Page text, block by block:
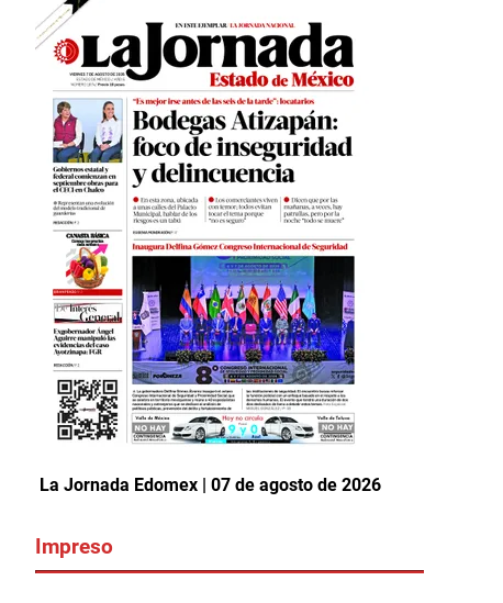
La Jornada Edomex | 07 de agosto de 2026
Impreso